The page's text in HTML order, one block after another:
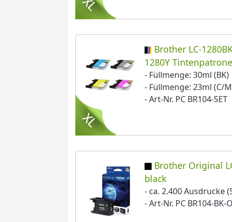
Brother LC-
1280Y
- Füllmenge: 30ml (BK)
- Füllmenge: 23ml (C/
- Art-Nr. PC BR104-SET
Brother Original
black
- ca. 2.400 Ausdrucke
- Art-Nr. PC BR104-BK-O